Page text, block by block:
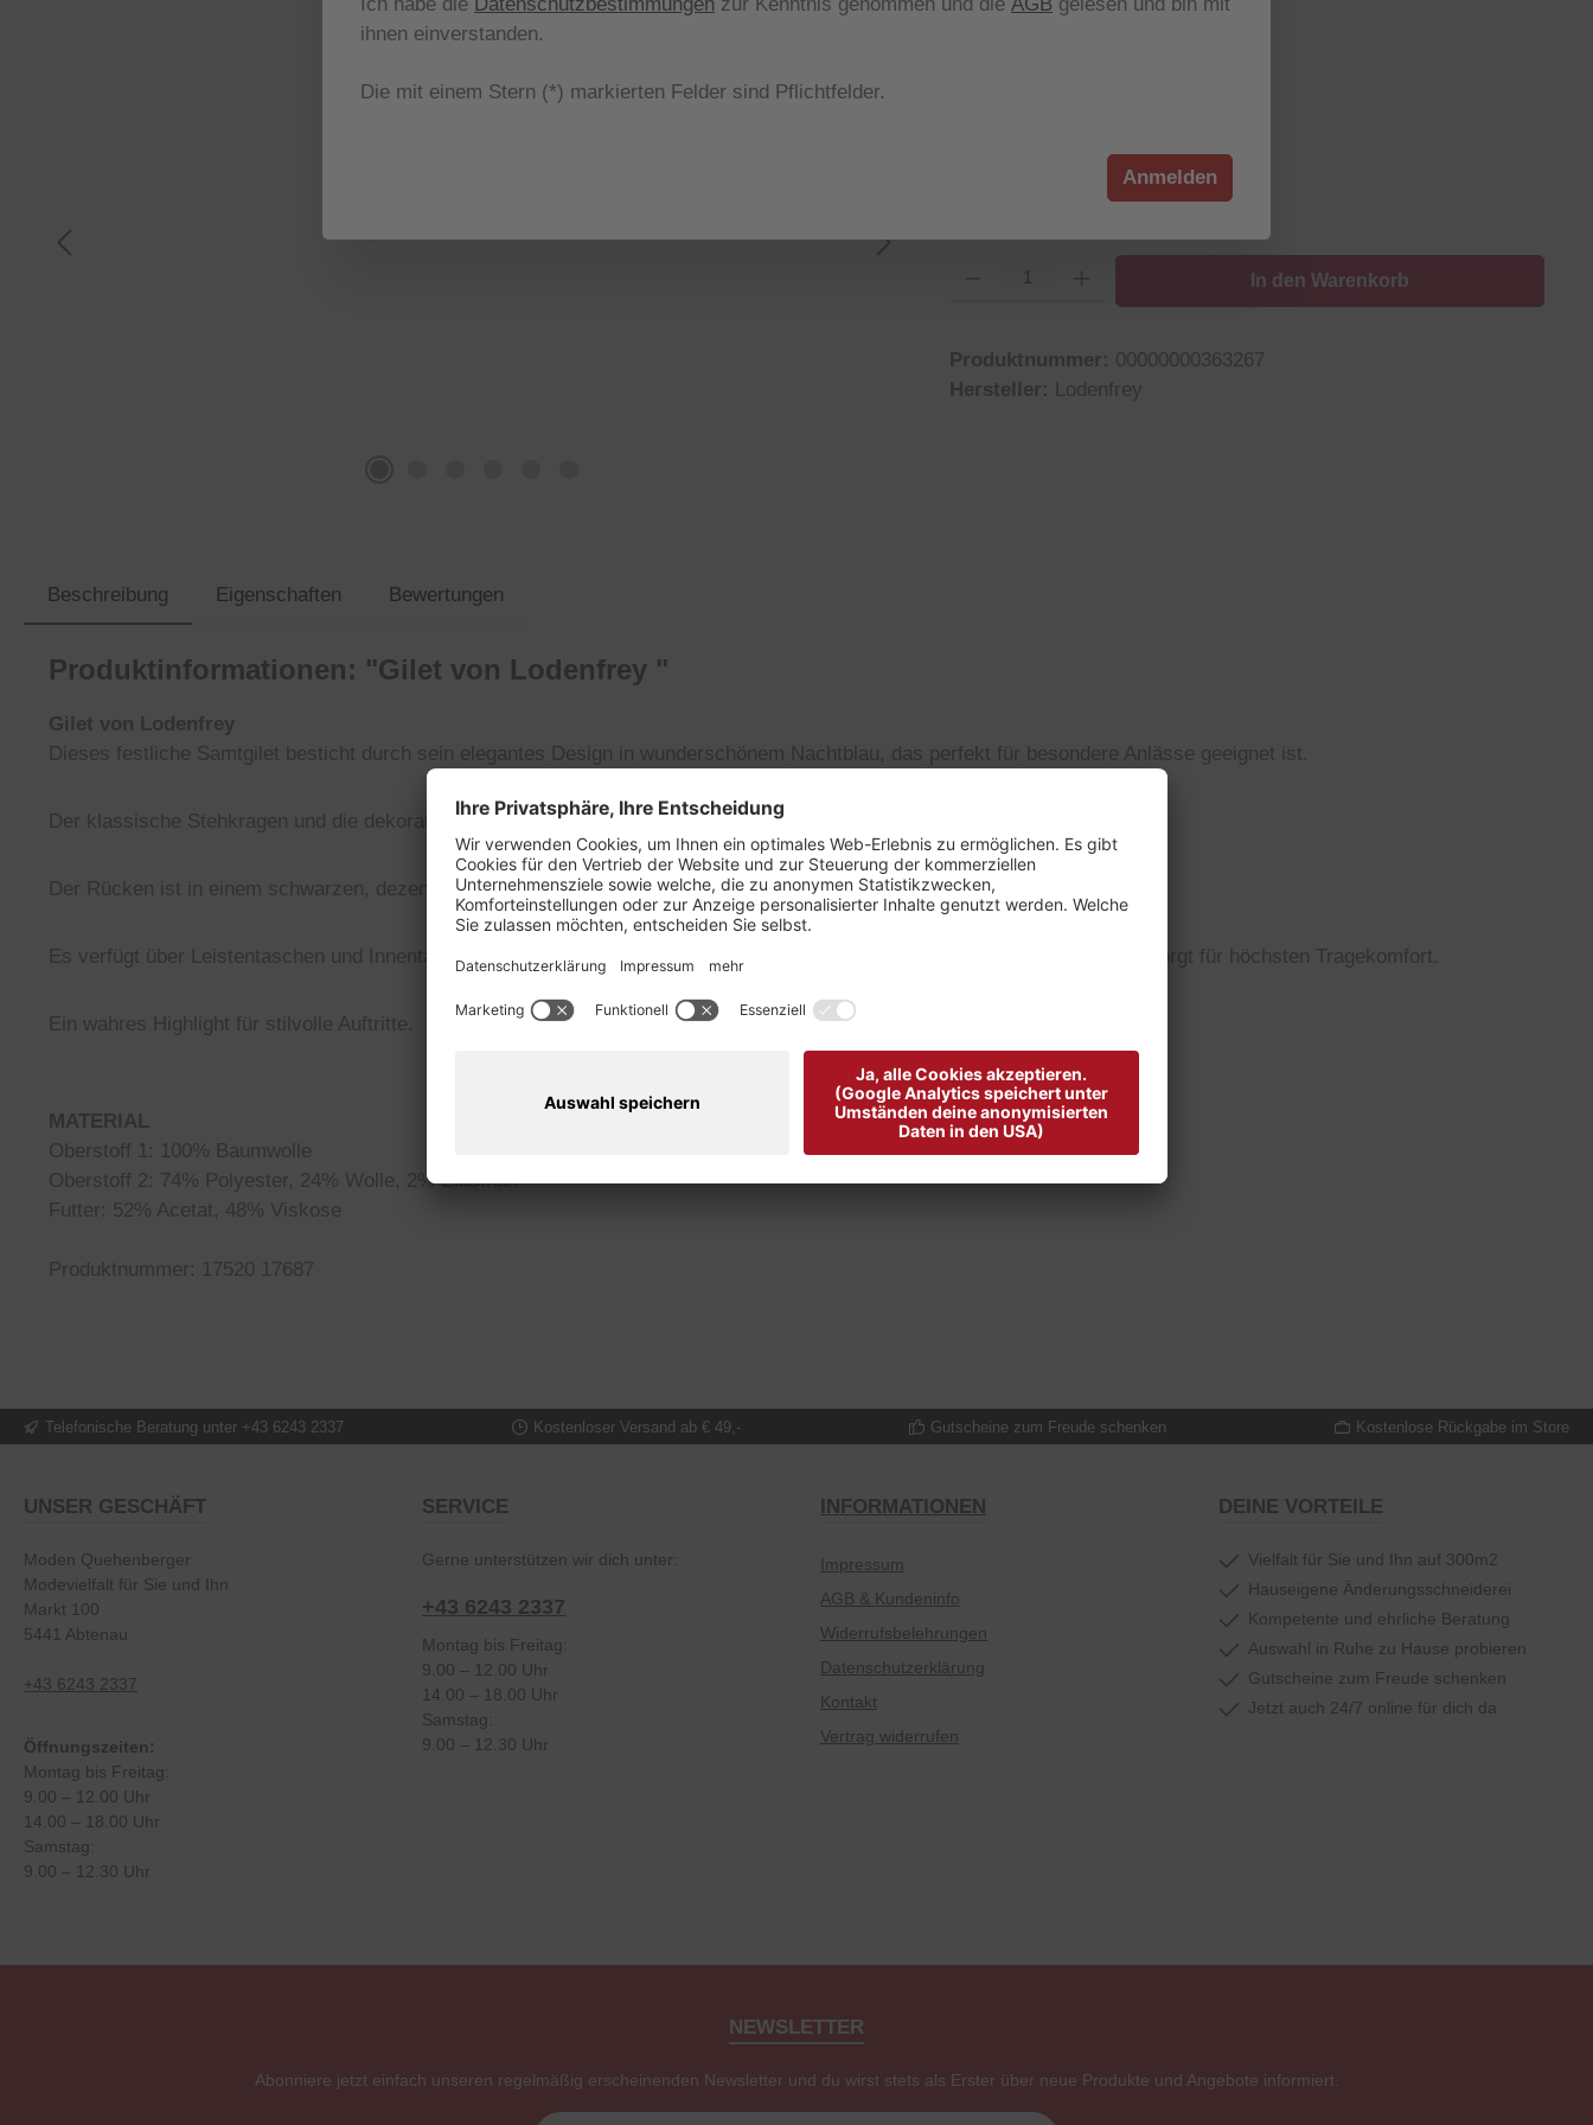
auswählen
In den Warenkorb
Produktnummer: 00000000363267
Hersteller: Lodenfrey
Beschreibung Eigenschaften Bewertungen
Produktinformationen: "Gilet von Lodenfrey "
Gilet von Lodenfrey
Dieses festliche Samtgilet besticht durch sein elegantes Design in wunderschönem Nachtblau, das perfekt für besondere Anlässe geeignet ist.
Der klassische Stehkragen und die dekorativen Metallknöpfe verleihen dem Gilet eine edle Note.
Der Rücken ist in einem schwarzen, dezent gemusterten Stoff gearbeitet, was dem Gilet zusätzlichen Charme verleiht.
Es verfügt über Leistentaschen und Innentaschen für praktische Eleganz. Das hochwertige Futter rundet das Design ab und sorgt für höchsten Tragekomfort.
Ein wahres Highlight für stilvolle Auftritte.
MATERIAL
Oberstoff 1: 100% Baumwolle
Oberstoff 2: 74% Polyester, 24% Wolle, 2% Elasthan
Futter: 52% Acetat, 48% Viskose
Produktnummer: 17520 17687
Telefonische Beratung unter +43 6243 2337 Kostenloser Versand ab € 49,- Gutscheine zum Freude schenken Kostenlose Rückgabe im Store
SERVICE
Gerne unterstützen wir dich unter:
+43 6243 2337
Montag bis Freitag:
9.00 – 12.00 Uhr
14.00 – 18.00 Uhr
Samstag:
9.00 – 12.30 Uhr
INFORMATIONEN
Impressum
AGB & Kundeninfo
Widerrufsbelehrungen
Datenschutzerklärung
Kontakt
Vertrag widerrufen
UNSER GESCHÄFT
Moden Quehenberger
Modevielfalt für Sie und Ihn
Markt 100
5441 Abtenau
+43 6243 2337
Öffnungszeiten:
Montag bis Freitag:
9.00 – 12.00 Uhr
14.00 – 18.00 Uhr
Samstag:
9.00 – 12.30 Uhr
DEINE VORTEILE
Vielfalt für Sie und Ihn auf 300m2
Hauseigene Änderungsschneiderei
Kompetente und ehrliche Beratung
Auswahl in Ruhe zu Hause probieren
Gutscheine zum Freude schenken
Jetzt auch 24/7 online für dich da
NEWSLETTER
Abonniere jetzt einfach unseren regelmäßig erscheinenden Newsletter und du wirst stets als Erster über neue Produkte und Angebote informiert.
ihnen einverstanden.
Die mit einem Stern (*) markierten Felder sind Pflichtfelder.
Anmelden